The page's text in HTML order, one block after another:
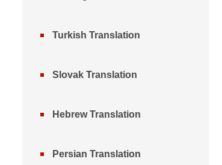
Turkish Translation
Slovak Translation
Hebrew Translation
Persian Translation